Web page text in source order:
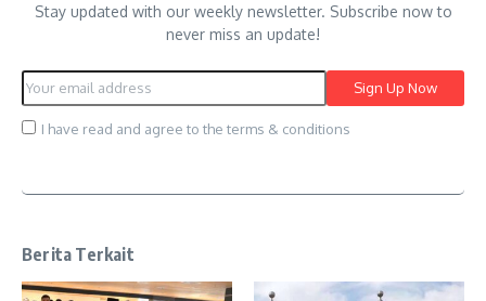
Stay updated with our weekly newsletter. Subscribe now to
never miss an update!
I have read and agree to the terms & conditions
Berita Terkait